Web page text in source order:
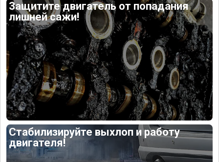
Защитите двигатель от попадания
лишней сажи!
Стабилизируйте выхлоп и работу
двигателя!